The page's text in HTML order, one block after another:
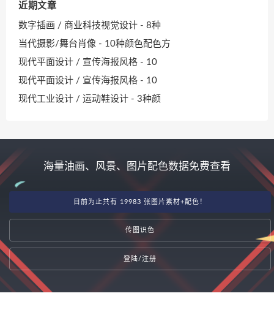
近期文章
数字插画 / 商业科技视觉设计 - 8种
当代摄影/舞台肖像 - 10种颜色配色方
现代平面设计 / 宣传海报风格 - 10
现代平面设计 / 宣传海报风格 - 10
现代工业设计 / 运动鞋设计 - 3种颜
海量油画、风景、图片配色数据免费查看
目前为止共有 19983 张图片素材+配色！
传图识色
登陆/注册